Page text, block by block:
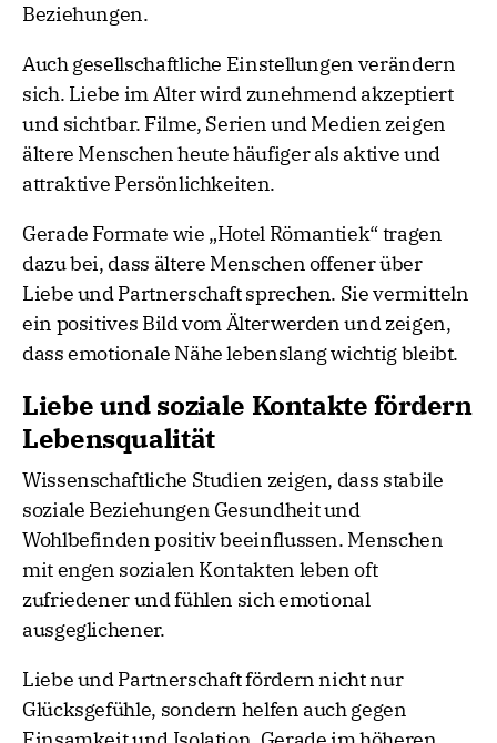
Beziehungen.
Auch gesellschaftliche Einstellungen verändern
sich. Liebe im Alter wird zunehmend akzeptiert
und sichtbar. Filme, Serien und Medien zeigen
ältere Menschen heute häufiger als aktive und
attraktive Persönlichkeiten.
Gerade Formate wie „Hotel Römantiek“ tragen
dazu bei, dass ältere Menschen offener über
Liebe und Partnerschaft sprechen. Sie vermitteln
ein positives Bild vom Älterwerden und zeigen,
dass emotionale Nähe lebenslang wichtig bleibt.
Liebe und soziale Kontakte fördern
Lebensqualität
Wissenschaftliche Studien zeigen, dass stabile
soziale Beziehungen Gesundheit und
Wohlbefinden positiv beeinflussen. Menschen
mit engen sozialen Kontakten leben oft
zufriedener und fühlen sich emotional
ausgeglichener.
Liebe und Partnerschaft fördern nicht nur
Glücksgefühle, sondern helfen auch gegen